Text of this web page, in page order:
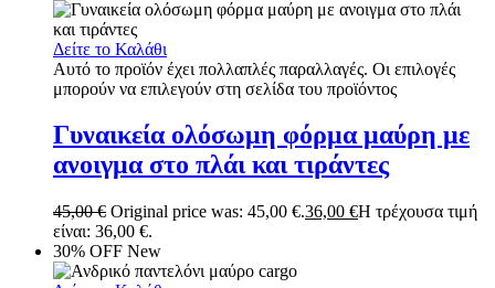
Δείτε το Καλάθι
Αυτό το προϊόν έχει πολλαπλές παραλλαγές. Οι επιλογές
μπορούν να επιλεγούν στη σελίδα του προϊόντος
Γυναικεία ολόσωμη φόρμα μαύρη με
ανοιγμα στο πλάι και τιράντες
45,00€ Original price was: 45,00 €.36,00 €Η τρέχουσα τιμή
είναι: 36,00 €.
30% OFF New